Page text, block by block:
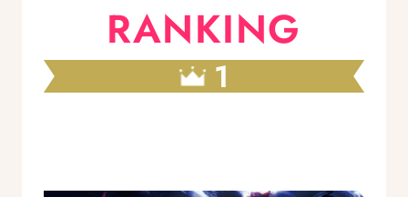
RANKING
1